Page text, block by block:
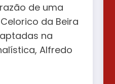
de uma
da Beira
na
Alfredo